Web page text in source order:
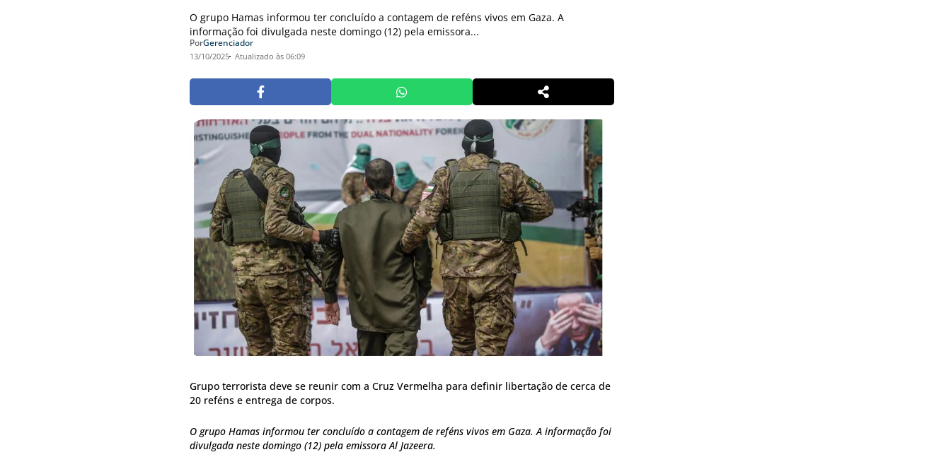
O grupo Hamas informou ter concluído a contagem de reféns vivos em Gaza. A
informação foi divulgada neste domingo (12) pela emissora...
PorGerenciador
13/10/2025 Atualizado às 06:09
Grupo terrorista deve se reunir com a Cruz Vermelha para definir libertação de cerca de
20 reféns e entrega de corpos.
O grupo Hamas informou ter concluído a contagem de reféns vivos em Gaza. A informação foi
divulgada neste domingo (12) pela emissora Al Jazeera.